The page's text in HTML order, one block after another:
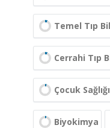
Temel Tıp
Cerrahi Tıp
Çocuk
Biyokimya